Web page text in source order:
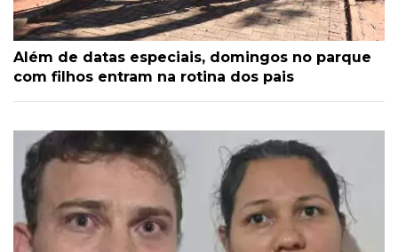
Além de datas especiais, domingos no parque
com filhos entram na rotina dos pais